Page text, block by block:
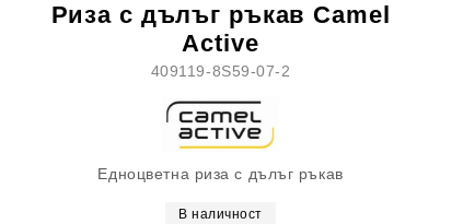
Риза с дълъг ръкав Camel
Active
409119-8S59-07-2
Едноцветна риза с дълъг ръкав
В наличност